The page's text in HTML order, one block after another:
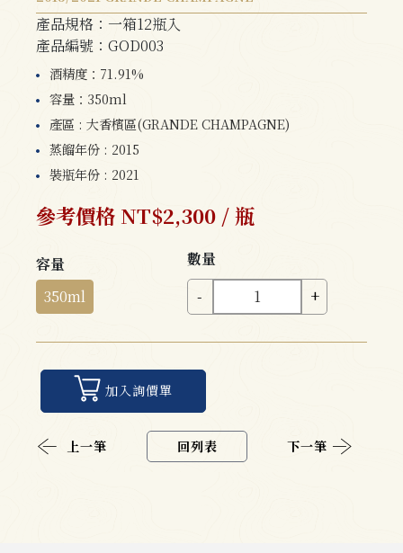
產品規格：一箱12瓶入
產品編號：GOD003
酒精度：71.91%
容量：350ml
產區 : 大香檳區(GRANDE CHAMPAGNE)
蒸餾年份 : 2015
裝瓶年份 : 2021
參考價格 NT$2,300 / 瓶
容量
350ml
數量
-
+
加入詢價單
上一筆 回列表 下一筆